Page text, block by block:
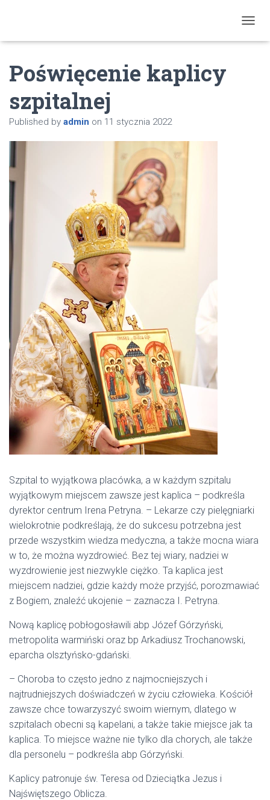
O
Poświęcenie kaplicy
szpitalnej
Published by admin on 11 stycznia 2022
Szpital to wyjątkowa placówka, a w każdym szpitalu
wyjątkowym miejscem zawsze jest kaplica – podkreśla
dyrektor centrum Irena Petryna. – Lekarze czy pielęgniarki
wielokrotnie podkreślają, że do sukcesu potrzebna jest
przede wszystkim wiedza medyczna, a także mocna wiara
w to, że można wyzdrowieć. Bez tej wiary, nadziei w
wyzdrowienie jest niezwykle ciężko. Ta kaplica jest
miejscem nadziei, gdzie każdy może przyjść, porozmawiać
z Bogiem, znaleźć ukojenie – zaznacza I. Petryna.
Nową kaplicę pobłogosławili abp Józef Górzyński,
metropolita warmiński oraz bp Arkadiusz Trochanowski,
eparcha olsztyńsko-gdański.
– Choroba to często jedno z najmocniejszych i
najtrudniejszych doświadczeń w życiu człowieka. Kościół
zawsze chce towarzyszyć swoim wiernym, dlatego w
szpitalach obecni są kapelani, a także takie miejsce jak ta
kaplica. To miejsce ważne nie tylko dla chorych, ale także
dla personelu – podkreśla abp Górzyński.
Kaplicy patronuje św. Teresa od Dzieciątka Jezus i
Najświętszego Oblicza.